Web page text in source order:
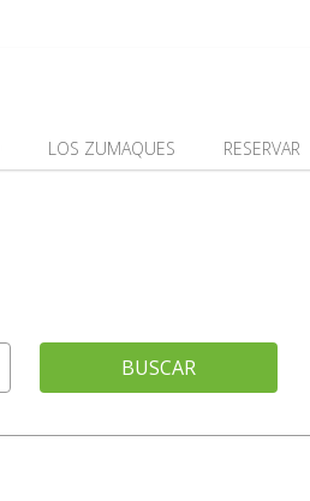
LOS ZUMAQUES RESERVAR
BUSCAR